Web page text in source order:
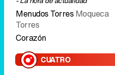
Menudos Torres Moqueca
Torres
Corazón
CUATRO